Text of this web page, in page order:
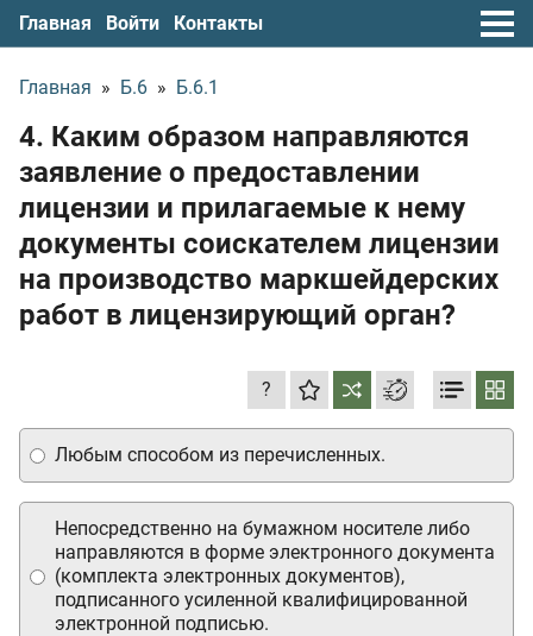
Главная Войти Контакты
Главная » Б.6 » Б.6.1
4. Каким образом направляются
заявление о предоставлении
лицензии и прилагаемые к нему
документы соискателем лицензии
на производство маркшейдерских
работ в лицензирующий орган?
?
Любым способом из перечисленных.
Непосредственно на бумажном носителе либо
направляются в форме электронного документа
(комплекта электронных документов),
подписанного усиленной квалифицированной
электронной подписью.